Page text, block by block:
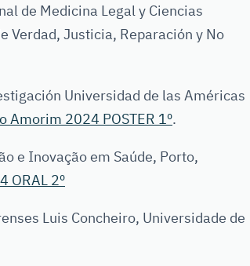
de Medicina Legal y Ciencias
Verdad, Justicia, Reparación y No
Universidad de las Américas
Amorim 2024 POSTER 1º.
e Inovação em Saúde, Porto,
ORAL 2º
Luis Concheiro, Universidade de